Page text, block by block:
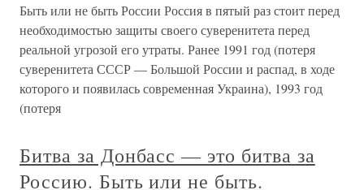
Быть или не быть России Россия в пятый раз стоит перед
необходимостью защиты своего суверенитета перед
реальной угрозой его утраты. Ранее 1991 год (потеря
суверенитета СССР — Большой России и распад, в ходе
которого и появилась современная Украина), 1993 год
(потеря
Битва за Донбасс — это битва за
Россию. Быть или не быть.